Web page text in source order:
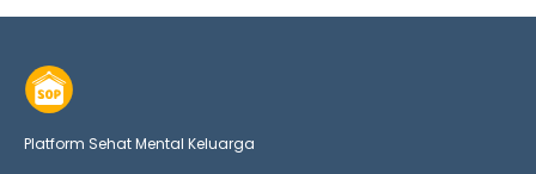
Platform Sehat Mental Keluarga